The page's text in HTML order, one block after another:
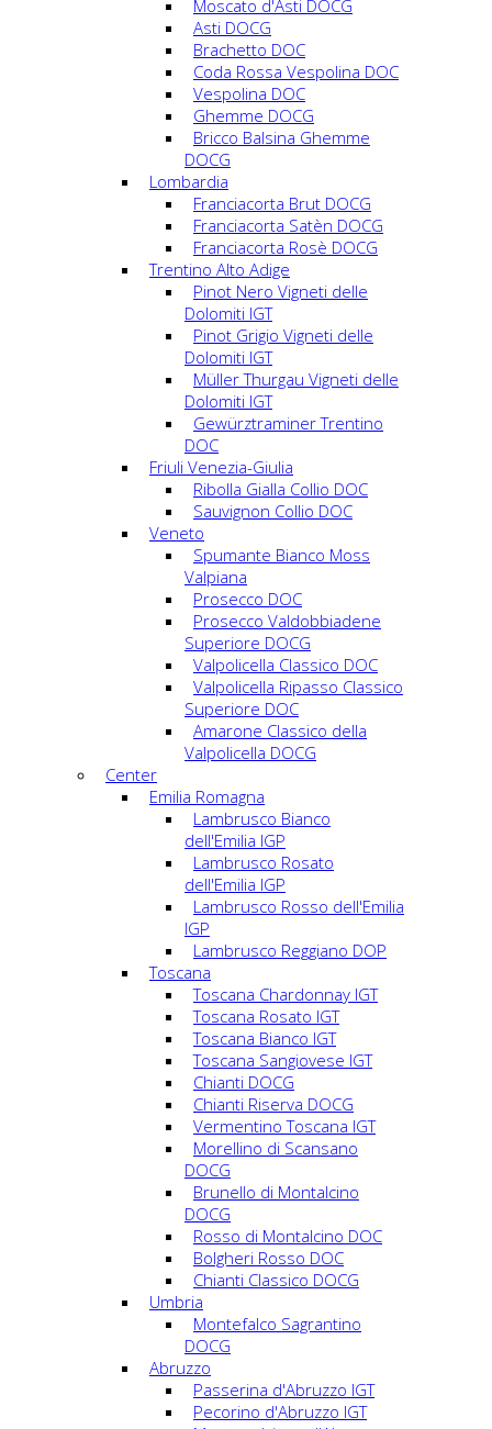
Moscato d'Asti DOCG
Asti DOCG
Brachetto DOC
Coda Rossa Vespolina DOC
Vespolina DOC
Ghemme DOCG
Bricco Balsina Ghemme
DOCG
Lombardia
Franciacorta Brut DOCG
Franciacorta Satèn DOCG
Franciacorta Rosè DOCG
Trentino Alto Adige
Pinot Nero Vigneti delle
Dolomiti IGT
Pinot Grigio Vigneti delle
Dolomiti IGT
Müller Thurgau Vigneti delle
Dolomiti IGT
Gewürztraminer Trentino
DOC
Friuli Venezia-Giulia
Ribolla Gialla Collio DOC
Sauvignon Collio DOC
Veneto
Spumante Bianco Moss
Valpiana
Prosecco DOC
Prosecco Valdobbiadene
Superiore DOCG
Valpolicella Classico DOC
Valpolicella Ripasso Classico
Superiore DOC
Amarone Classico della
Valpolicella DOCG
Center
Emilia Romagna
Lambrusco Bianco
dell'Emilia IGP
Lambrusco Rosato
dell'Emilia IGP
Lambrusco Rosso dell'Emilia
IGP
Lambrusco Reggiano DOP
Toscana
Toscana Chardonnay IGT
Toscana Rosato IGT
Toscana Bianco IGT
Toscana Sangiovese IGT
Chianti DOCG
Chianti Riserva DOCG
Vermentino Toscana IGT
Morellino di Scansano
DOCG
Brunello di Montalcino
DOCG
Rosso di Montalcino DOC
Bolgheri Rosso DOC
Chianti Classico DOCG
Umbria
Montefalco Sagrantino
DOCG
Abruzzo
Passerina d'Abruzzo IGT
Pecorino d'Abruzzo IGT